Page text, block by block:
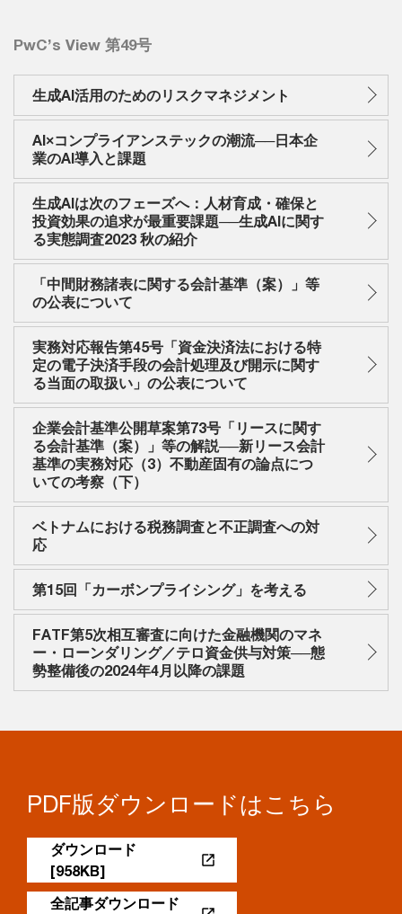
PwC’s View 第49号
生成AI活用のためのリスクマネジメント
AI×コンプライアンステックの潮流──日本企
業のAI導入と課題
生成AIは次のフェーズへ：人材育成・確保と
投資効果の追求が最重要課題──生成AIに関す
る実態調査2023 秋の紹介
「中間財務諸表に関する会計基準（案）」等
の公表について
実務対応報告第45号「資金決済法における特
定の電子決済手段の会計処理及び開示に関す
る当面の取扱い」の公表について
企業会計基準公開草案第73号「リースに関す
る会計基準（案）」等の解説──新リース会計
基準の実務対応（3）不動産固有の論点につ
いての考察（下）
ベトナムにおける税務調査と不正調査への対
応
第15回「カーボンプライシング」を考える
FATF第5次相互審査に向けた金融機関のマネ
ー・ローンダリング／テロ資金供与対策──態
勢整備後の2024年4月以降の課題
PDF版ダウンロードはこちら
ダウンロード
[958KB]
全記事ダウンロード